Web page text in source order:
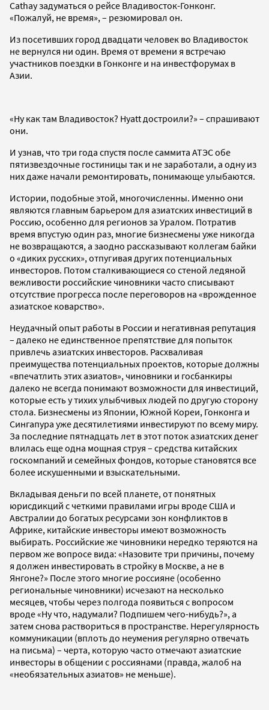
Cathay задуматься о рейсе Владивосток-Гонконг.
«Пожалуй, не время», – резюмировал он.
Из посетивших город двадцати человек во Владивосток
не вернулся ни один. Время от времени я встречаю
участников поездки в Гонконге и на инвестфорумах в
Азии.
«Ну как там Владивосток? Hyatt достроили?» – спрашивают
они.
И узнав, что три года спустя после саммита АТЭС обе
пятизвездочные гостиницы так и не заработали, а одну из
них даже начали ремонтировать, понимающе улыбаются.
Истории, подобные этой, многочисленны. Именно они
являются главным барьером для азиатских инвестиций в
Россию, особенно для регионов за Уралом. Потратив
время впустую один раз, многие бизнесмены уже никогда
не возвращаются, а заодно рассказывают коллегам байки
о «диких русских», отпугивая других потенциальных
инвесторов. Потом сталкивающиеся со стеной ледяной
вежливости российские чиновники часто списывают
отсутствие прогресса после переговоров на «врожденное
азиатское коварство».
Неудачный опыт работы в России и негативная репутация
– далеко не единственное препятствие для попыток
привлечь азиатских инвесторов. Расхваливая
преимущества потенциальных проектов, которые должны
«впечатлить этих азиатов», чиновники и госбанкиры
далеко не всегда понимают возможности для инвестиций,
которые есть у тихих улыбчивых людей по другую сторону
стола. Бизнесмены из Японии, Южной Кореи, Гонконга и
Сингапура уже десятилетиями инвестируют по всему миру.
За последние пятнадцать лет в этот поток азиатских денег
влилась еще одна мощная струя – средства китайских
госкомпаний и семейных фондов, которые становятся все
более искушенными и взыскательными.
Вкладывая деньги по всей планете, от понятных
юрисдикций с четкими правилами игры вроде США и
Австралии до богатых ресурсами зон конфликтов в
Африке, китайские инвесторы имеют возможность
выбирать. Российские же чиновники нередко теряются на
первом же вопросе вида: «Назовите три причины, почему
я должен инвестировать в стройку в Москве, а не в
Янгоне?» После этого многие россияне (особенно
региональные чиновники) исчезают на несколько
месяцев, чтобы через полгода появиться с вопросом
вроде «Ну что, надумали? Подпишем чего-нибудь?», а
затем снова раствориться в пространстве. Нерегулярность
коммуникации (вплоть до неумения регулярно отвечать
на письма) – черта, которую часто отмечают азиатские
инвесторы в общении с россиянами (правда, жалоб на
«необязательных азиатов» не меньше).